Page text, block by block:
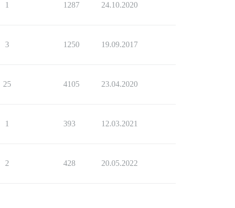
1 1287 24.10.2020
3 1250 19.09.2017
25 4105 23.04.2020
1 393 12.03.2021
2 428 20.05.2022